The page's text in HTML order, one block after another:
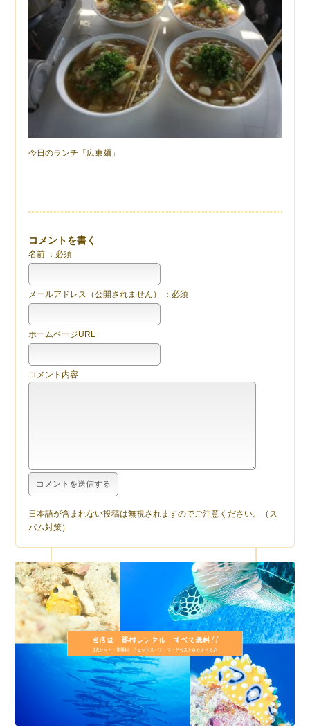
今日のランチ「広東麺」
コメントを書く
名前 ：必須
メールアドレス（公開されません） ：必須
ホームページURL
コメント内容
日本語が含まれない投稿は無視されますのでご注意ください。（ス
パム対策）